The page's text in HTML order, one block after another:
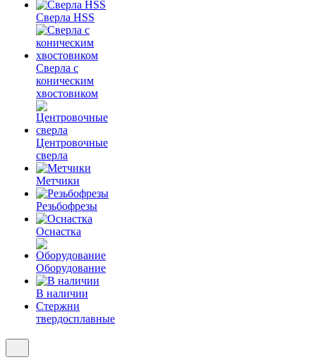
Сверла HSS
Сверла с
коническим
хвостовиком
Центровочные
сверла
Метчики
Резьбофрезы
Оснастка
Оборудование
В наличии
Стержни
твердосплавные